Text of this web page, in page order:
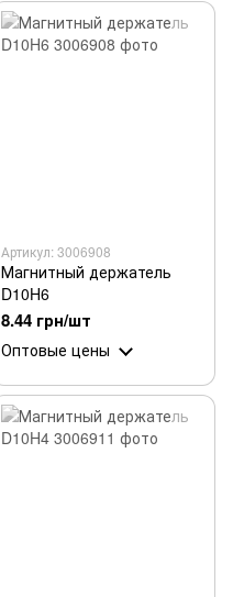
Артикул: 3006908
Магнитный держатель
D10H6
8.44 грн/шт
Оптовые цены